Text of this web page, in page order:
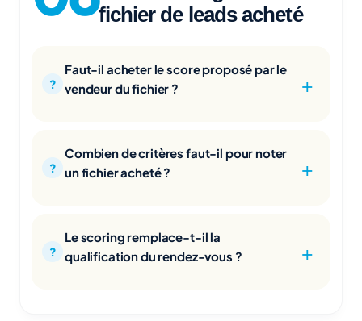
fichier de leads acheté
Faut-il acheter le score proposé par le
vendeur du fichier ?
Combien de critères faut-il pour noter
un fichier acheté ?
Le scoring remplace-t-il la
qualification du rendez-vous ?